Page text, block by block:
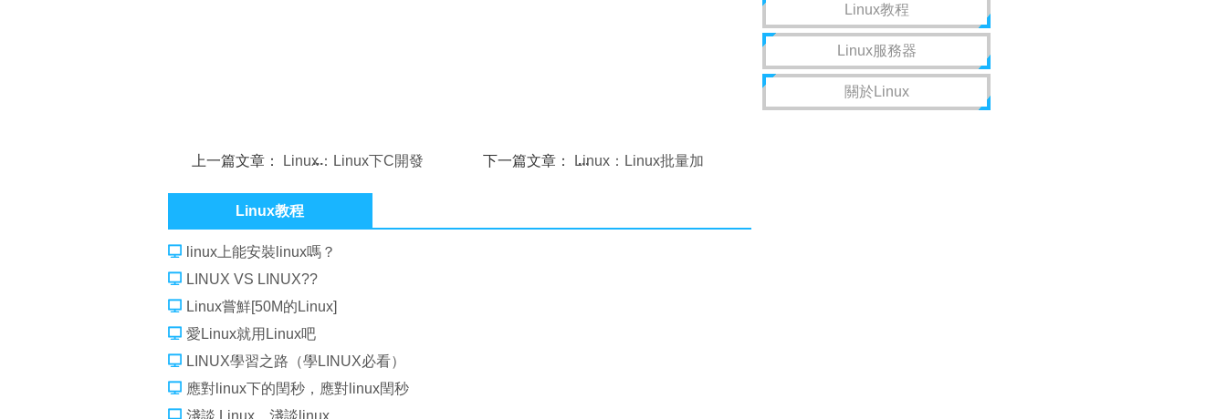
上一篇文章：
Linux：Linux下C開發
下一篇文章：
Linux：Linux批量加
Linux教程
linux上能安裝linux嗎？
LINUX VS LINUX??
Linux嘗鮮[50M的Linux]
愛Linux就用Linux吧
LINUX學習之路（學LINUX必看）
應對linux下的閏秒，應對linux閏秒
淺談 Linux，淺談linux
Linux教程
Linux服務器
關於Linux